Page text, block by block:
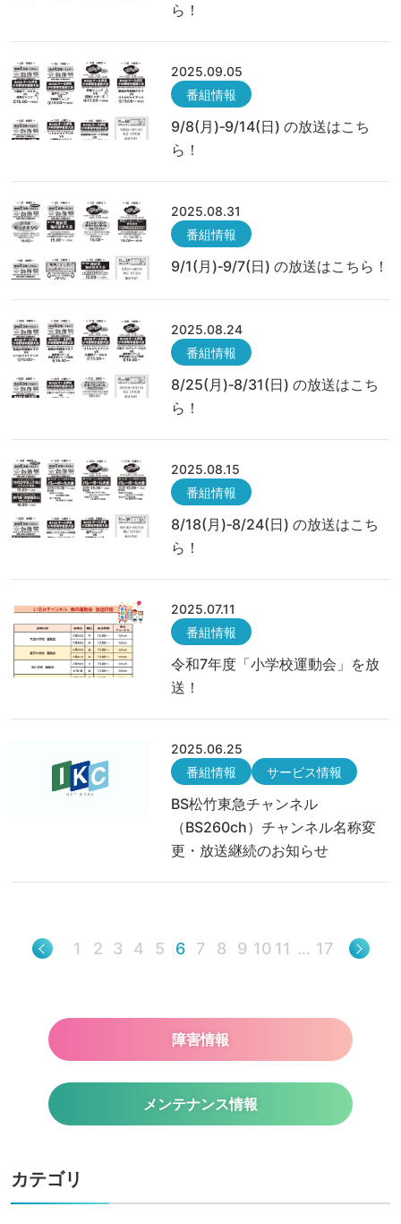
ら！
2025.09.05
番組情報
9/8(月)‐9/14(日) の放送はこち
ら！
2025.08.31
番組情報
9/1(月)‐9/7(日) の放送はこちら！
2025.08.24
番組情報
8/25(月)‐8/31(日) の放送はこち
ら！
2025.08.15
番組情報
8/18(月)‐8/24(日) の放送はこち
ら！
2025.07.11
番組情報
令和7年度「小学校運動会」を放
送！
2025.06.25
番組情報
サービス情報
BS松竹東急チャンネル
（BS260ch）チャンネル名称変
更・放送継続のお知らせ
1 2 3 4 5 6 7 8 9 10 11 … 17
障害情報
メンテナンス情報
カテゴリ